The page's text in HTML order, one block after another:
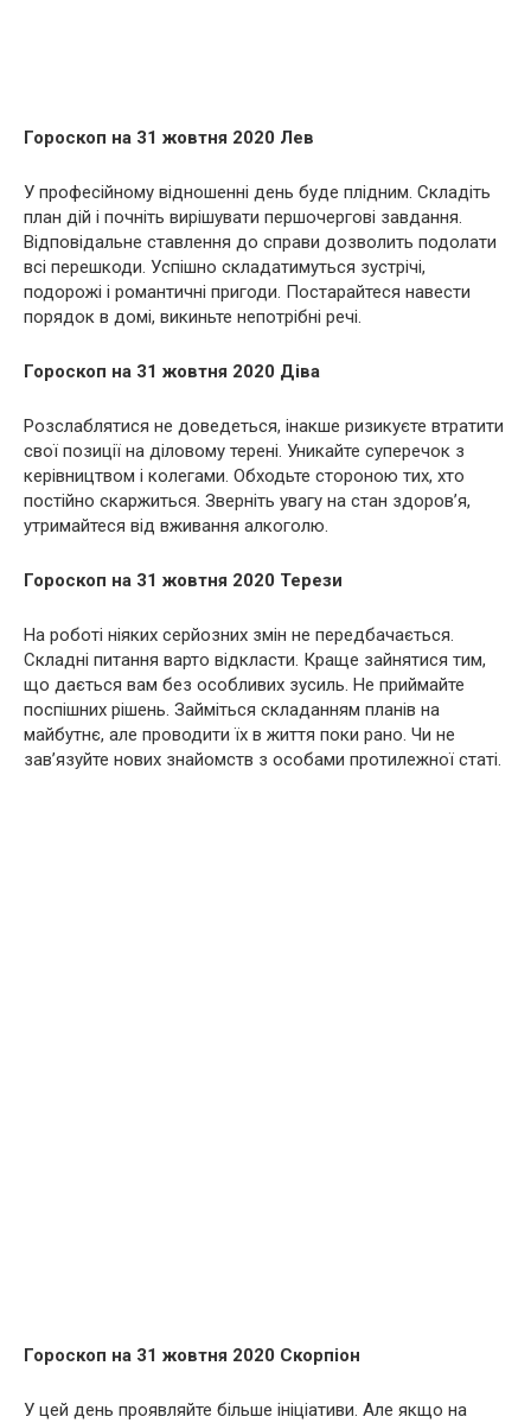
Гороскоп на 31 жовтня 2020 Лев
У професійному відношенні день буде плідним. Складіть
план дій і почніть вирішувати першочергові завдання.
Відповідальне ставлення до справи дозволить подолати
всі перешкоди. Успішно складатимуться зустрічі,
подорожі і романтичні пригоди. Постарайтеся навести
порядок в домі, викиньте непотрібні речі.
Гороскоп на 31 жовтня 2020 Діва
Розслаблятися не доведеться, інакше ризикуєте втратити
свої позиції на діловому терені. Уникайте суперечок з
керівництвом і колегами. Обходьте стороною тих, хто
постійно скаржиться. Зверніть увагу на стан здоров’я,
утримайтеся від вживання алкоголю.
Гороскоп на 31 жовтня 2020 Терези
На роботі ніяких серйозних змін не передбачається.
Складні питання варто відкласти. Краще зайнятися тим,
що дається вам без особливих зусиль. Не приймайте
поспішних рішень. Займіться складанням планів на
майбутнє, але проводити їх в життя поки рано. Чи не
зав’язуйте нових знайомств з особами протилежної статі.
Гороскоп на 31 жовтня 2020 Скорпіон
У цей день проявляйте більше ініціативи. Але якщо на